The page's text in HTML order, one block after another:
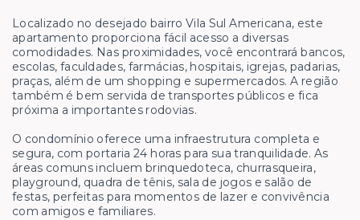
Localizado no desejado bairro Vila Sul Americana, este
apartamento proporciona fácil acesso a diversas
comodidades. Nas proximidades, você encontrará bancos,
escolas, faculdades, farmácias, hospitais, igrejas, padarias,
praças, além de um shopping e supermercados. A região
também é bem servida de transportes públicos e fica
próxima a importantes rodovias.
O condomínio oferece uma infraestrutura completa e
segura, com portaria 24 horas para sua tranquilidade. As
áreas comuns incluem brinquedoteca, churrasqueira,
playground, quadra de tênis, sala de jogos e salão de
festas, perfeitas para momentos de lazer e convivência
com amigos e familiares.